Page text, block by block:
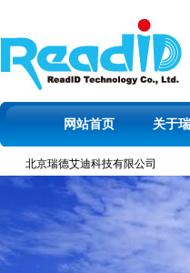
网站首页 关于
北京瑞德艾迪科技有限公司